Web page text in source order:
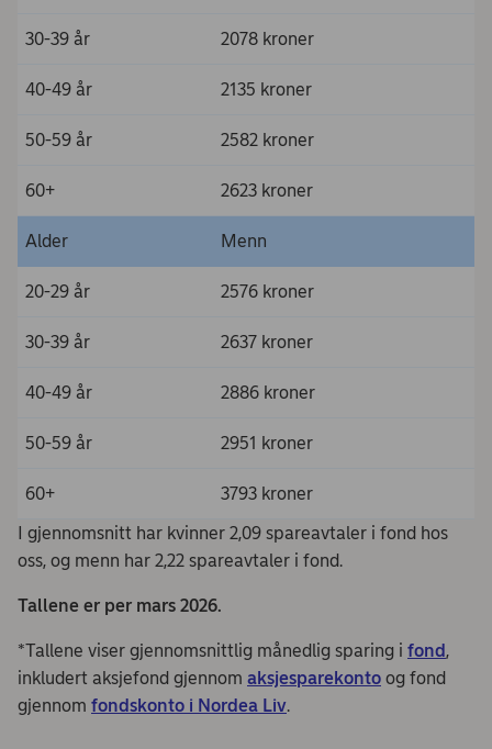
30-39 år 2078 kroner
40-49 år 2135 kroner
50-59 år 2582 kroner
60+ 2623 kroner
Alder Menn
20-29 år 2576 kroner
30-39 år 2637 kroner
40-49 år 2886 kroner
50-59 år 2951 kroner
60+
3793 kroner
I gjennomsnitt har kvinner 2,09 spareavtaler i fond hos
oss, og menn har 2,22 spareavtaler i fond.
Tallene er per mars 2026.
*Tallene viser gjennomsnittlig månedlig sparing i fond,
inkludert aksjefond gjennom aksjesparekonto og fond
gjennom fondskonto i Nordea Liv.